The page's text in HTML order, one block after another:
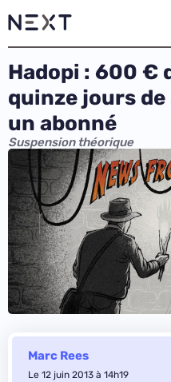
Hadopi : 600 €
quinze jours
un abonné
Suspension théorique
Marc Rees
Le 12 juin 2013 à 14h19